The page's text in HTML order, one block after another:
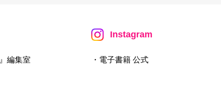
編集室
Instagram
・電子書籍 公式